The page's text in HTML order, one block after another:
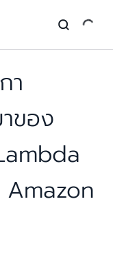
า
ของ
Amazon